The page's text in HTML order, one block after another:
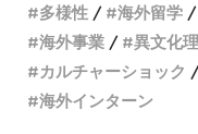
多様性
海外留学
海外事業
異文化
カルチャーショック
海外インターン